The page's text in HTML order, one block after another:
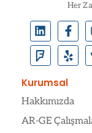
Her
Kurumsal
Hakkımızda
AR-GE